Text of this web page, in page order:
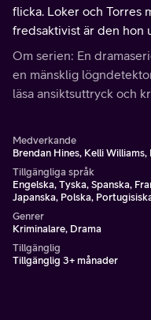
flicka. Loker och Torres
fredsaktivist är den hon
hennes bästsäljande
Om serien: En
en mänsklig
läsa ansiktsuttryck och
Medverkande
Brendan Hines, Kelli
Tillgängliga språk
Engelska, Tyska, Spanska,
Japanska, Polska,
Genrer
Kriminalare, Drama
Tillgänglig
Tillgänglig 3+ månader